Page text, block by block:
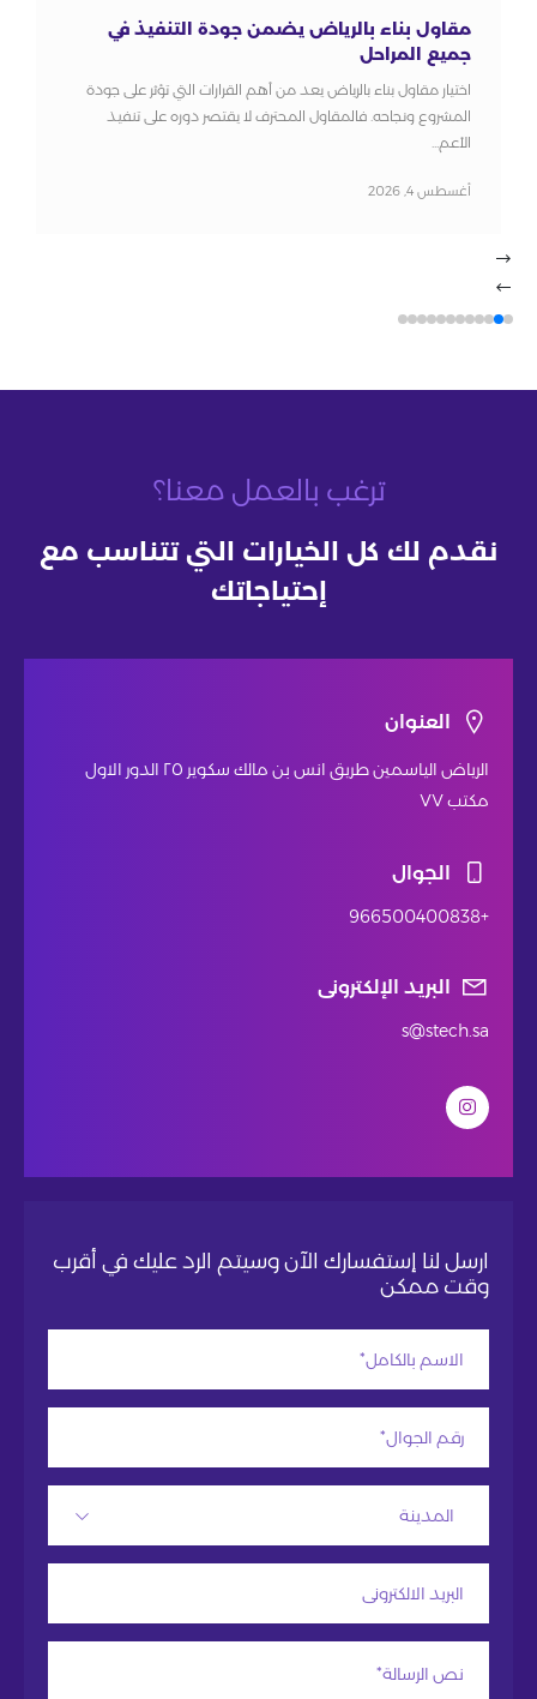
مقاول بناء بالرياض يضمن جودة التنفيذ في
جميع المراحل
اختيار مقاول بناء بالرياض يعد من أهم القرارات التي تؤثر على جودة
المشروع ونجاحه. فالمقاول المحترف لا يقتصر دوره على تنفيذ
الأعم...
أغسطس 4, 2026
ترغب بالعمل معنا؟
نقدم لك كل الخيارات التي تتناسب مع
إحتياجاتك
العنوان
الرياض الياسمين طريق انس بن مالك سكوير ٢٥ الدور الاول
مكتب ٧٧
الجوال
+966500400838
البريد الإلكترونى
s@stech.sa
ارسل لنا إستفسارك الآن وسيتم الرد عليك في أقرب
وقت ممكن
المدينة